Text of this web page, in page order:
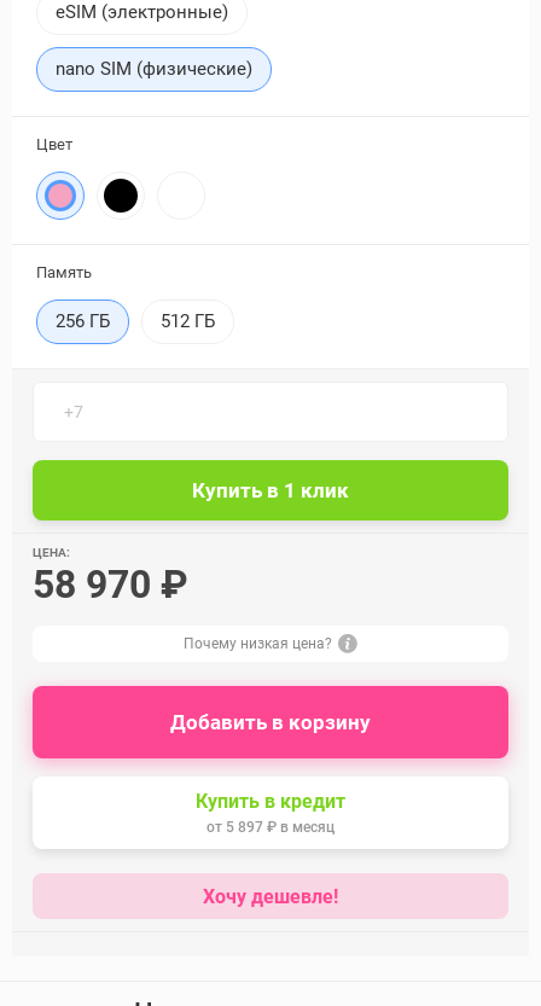
eSIM (электронные)
nano SIM (физические)
Цвет
Память
256 ГБ 512 ГБ
ЦЕНА:
58 970 ₽
Почему низкая цена?
Добавить в корзину
Купить в кредит
от 5 897 ₽ в месяц
Хочу дешевле!